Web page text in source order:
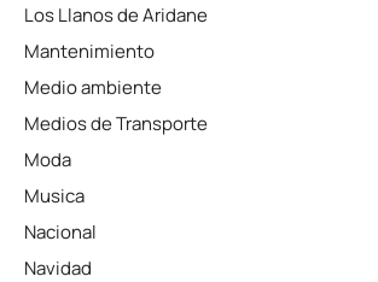
Los Llanos de Aridane
Mantenimiento
Medio ambiente
Medios de Transporte
Moda
Musica
Nacional
Navidad